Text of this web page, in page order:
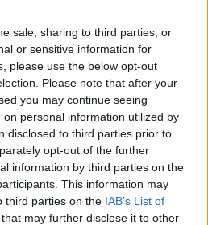
sale, sharing to third parties, or
or sensitive information for
please use the below opt-out
Please note that after your
you may continue seeing
personal information utilized by
disclosed to third parties prior to
opt-out of the further
information by third parties on the
This information may
third parties on the IAB’s List of
that may further disclose it to other
az Auchan hűségkártyájához
címeket, e-mail címeket,
dátumokat tartalmaznak. A
hogy fizetési adatokat vagy
a hackerek. Az Auchan
és vásárlóinak. A
hogy legyenek...